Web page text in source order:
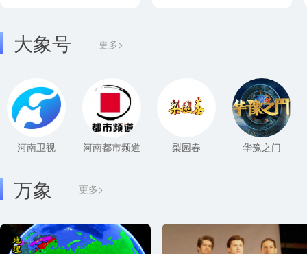
大象号 更多>
河南卫视 河南都市频道 梨园春 华豫之门
更多>
万象